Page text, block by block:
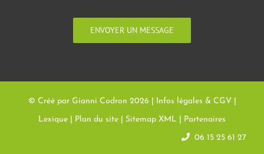
ENVOYER UN MESSAGE
© Créé par Gianni Codron 2026 | Infos légales & CGV
Lexique Plan du site Sitemap XML Partenaires
06 15 25 61 27